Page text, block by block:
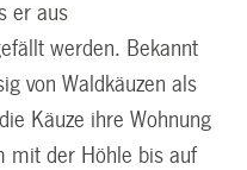
er aus
werden. Bekannt
von Waldkäuzen als
Käuze ihre Wohnung
mit der Höhle bis auf